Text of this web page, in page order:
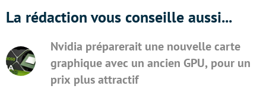
La rédaction vous conseille aussi...
Nvidia préparerait une nouvelle carte
graphique avec un ancien GPU, pour un
prix plus attractif